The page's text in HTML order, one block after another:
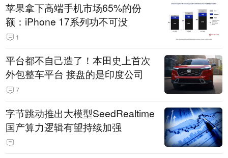
苹果拿下高端手机市场65%的份
额：iPhone 17系列功不可没
1
平台都不自己造了！本田史上首次
外包整车平台 接盘的是印度公司
7
字节跳动推出大模型SeedRealtime
国产算力逻辑有望持续加强